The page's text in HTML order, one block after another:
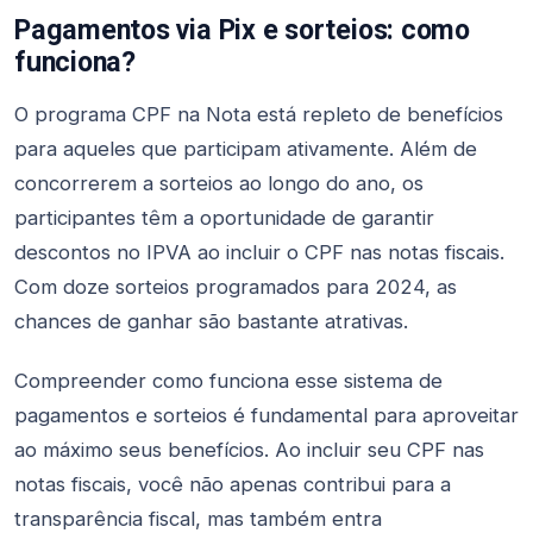
Pagamentos via Pix e sorteios: como
funciona?
O programa CPF na Nota está repleto de benefícios
para aqueles que participam ativamente. Além de
concorrerem a sorteios ao longo do ano, os
participantes têm a oportunidade de garantir
descontos no IPVA ao incluir o CPF nas notas fiscais.
Com doze sorteios programados para 2024, as
chances de ganhar são bastante atrativas.
Compreender como funciona esse sistema de
pagamentos e sorteios é fundamental para aproveitar
ao máximo seus benefícios. Ao incluir seu CPF nas
notas fiscais, você não apenas contribui para a
transparência fiscal, mas também entra